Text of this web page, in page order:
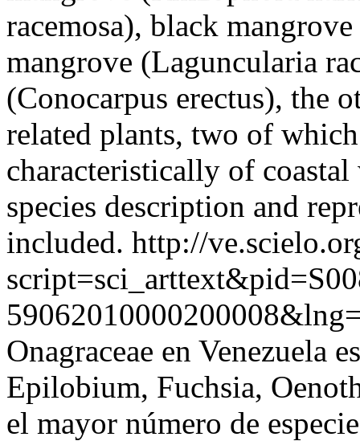
racemosa), black
mangrove (Laguncularia
(Conocarpus erectus), the
related plants, two of
characteristically of
species description and
included. http://
Onagraceae en Venezuela
Epilobium, Fuchsia,
el mayor número de